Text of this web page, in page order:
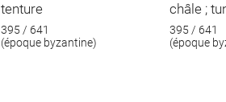
tenture
395 / 641
(époque byzantine)
châle ;
395 / 641
(époque